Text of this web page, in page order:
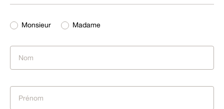
Monsieur Madame